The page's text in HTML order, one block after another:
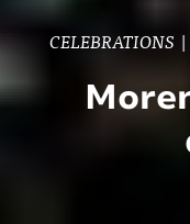
CELEBRATIONS |